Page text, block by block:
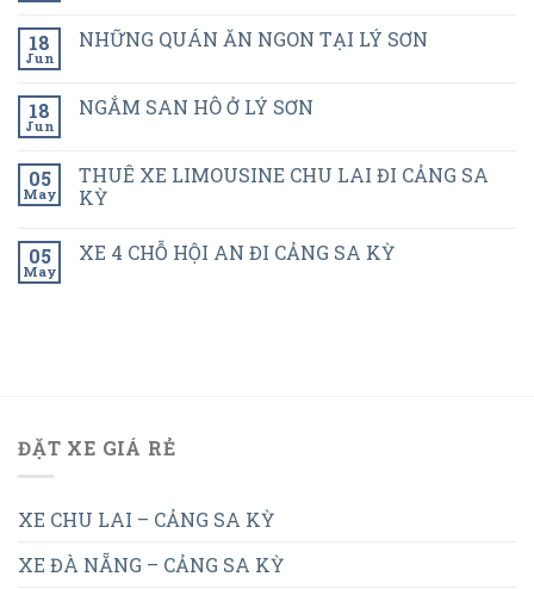
18
Jun
NHỮNG QUÁN ĂN NGON TẠI LÝ SƠN
18
Jun
NGẮM SAN HÔ Ở LÝ SƠN
05
May
THUÊ XE LIMOUSINE CHU LAI ĐI CẢNG SA
KỲ
05
May
XE 4 CHỖ HỘI AN ĐI CẢNG SA KỲ
ĐẶT XE GIÁ RẺ
XE CHU LAI – CẢNG SA KỲ
XE ĐÀ NẴNG – CẢNG SA KỲ